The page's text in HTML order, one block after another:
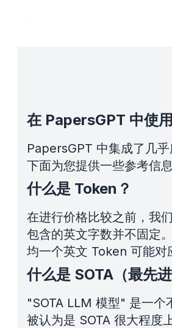
在 PapersGPT 中使
PapersGPT 中集成了几
下面为您提供一些参考信息
什么是 Token？
在进行价格比较之前，我
包含的英文字数并不固定
均一个英文 Token 可能对
什么是 SOTA（最先
"SOTA LLM 模型" 是一个
被认为是 SOTA 很大程度